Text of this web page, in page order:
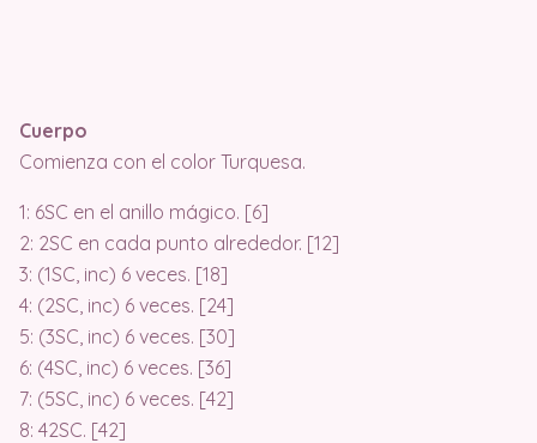
Cuerpo
Comienza con el color Turquesa.
1: 6SC en el anillo mágico. [6]
2: 2SC en cada punto alrededor. [12]
3: (1SC, inc) 6 veces. [18]
4: (2SC, inc) 6 veces. [24]
5: (3SC, inc) 6 veces. [30]
6: (4SC, inc) 6 veces. [36]
7: (5SC, inc) 6 veces. [42]
8: 42SC. [42]